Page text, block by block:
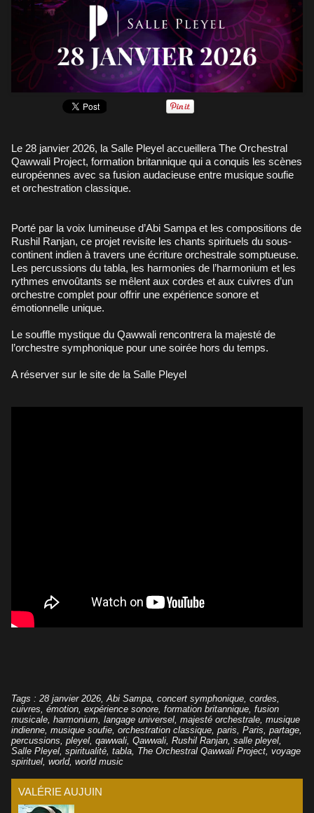
Le 28 janvier 2026, la Salle Pleyel accueillera The Orchestral
Qawwali Project, formation britannique qui a conquis les scènes
européennes avec sa fusion audacieuse entre musique soufie
et orchestration classique.
Porté par la voix lumineuse d’Abi Sampa et les compositions de
Rushil Ranjan, ce projet revisite les chants spirituels du sous-
continent indien à travers une écriture orchestrale somptueuse.
Les percussions du tabla, les harmonies de l’harmonium et les
rythmes envoûtants se mêlent aux cordes et aux cuivres d’un
orchestre complet pour offrir une expérience sonore et
émotionnelle unique.
Le souffle mystique du Qawwali rencontrera la majesté de
l’orchestre symphonique pour une soirée hors du temps.
A réserver sur le site de la Salle Pleyel
Tags : 28 janvier 2026,Abi Sampa, concert symphonique, cordes,
cuivres, émotion, expérience sonore, formation britannique, fusion
musicale, harmonium, langage universel, majesté orchestrale, musique
indienne, musique soufie, orchestration classique, paris, Paris, partage,
percussions, pleyel, qawwali, Qawwali, Rushil Ranjan, salle pleyel,
Salle Pleyel, spiritualité, tabla, The Orchestral Qawwali Project, voyage
spirituel, world, world music
VALÉRIE AUJUIN